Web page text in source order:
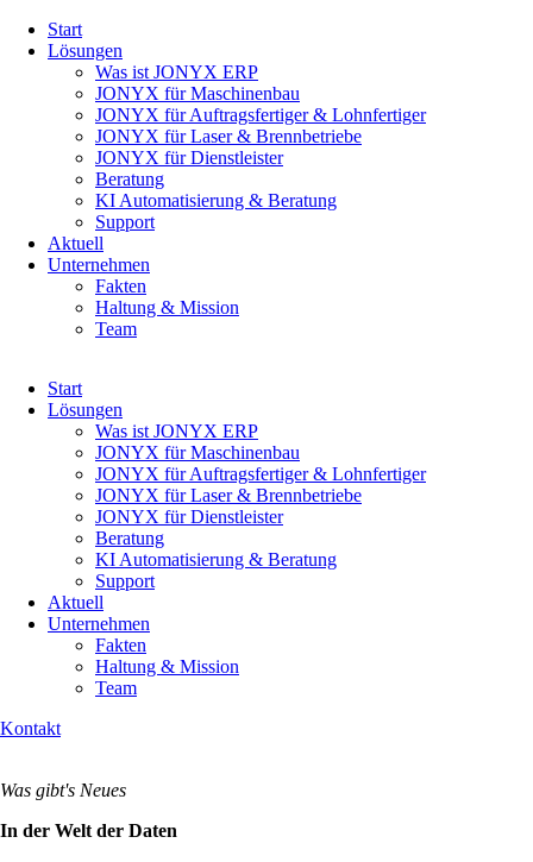
überspringen
Start
Lösungen
Was ist JONYX ERP
JONYX für Maschinenbau
JONYX für Auftragsfertiger & Lohnfertiger
JONYX für Laser & Brennbetriebe
JONYX für Dienstleister
Beratung
KI Automatisierung & Beratung
Support
Aktuell
Unternehmen
Fakten
Haltung & Mission
Team
überspringen
Start
Lösungen
Was ist JONYX ERP
JONYX für Maschinenbau
JONYX für Auftragsfertiger & Lohnfertiger
JONYX für Laser & Brennbetriebe
JONYX für Dienstleister
Beratung
KI Automatisierung & Beratung
Support
Aktuell
Unternehmen
Fakten
Haltung & Mission
Team
Kontakt
Was gibt's Neues
In der Welt der Daten